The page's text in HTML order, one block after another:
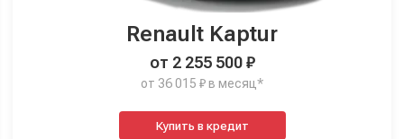
Renault Kaptur
от 2 255 500 ₽
от 36 015 ₽ в месяц*
Купить в кредит